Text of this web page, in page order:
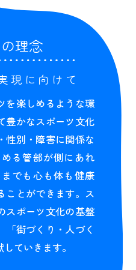
理念
現に向けて
を楽しめるような環
豊かなスポーツ文化
性別・障害に関係な
る管部が側にあれ
でも心も体も健康
ことができます。ス
スポーツ文化の基盤
「街づくり・人づく
ていきます。